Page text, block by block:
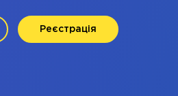
Реєстрація